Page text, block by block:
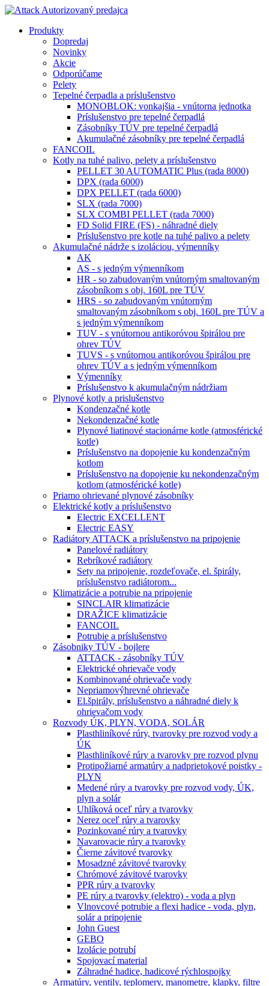
Produkty
Dopredaj
Novinky
Akcie
Odporúčame
Pelety
Tepelné čerpadla a príslušenstvo
MONOBLOK: vonkajšia - vnútorna jednotka
Príslušenstvo pre tepelné čerpadlá
Zásobníky TÚV pre tepelné čerpadlá
Akumulačné zásobníky pre tepelné čerpadlá
FANCOIL
Kotly na tuhé palivo, pelety a príslušenstvo
PELLET 30 AUTOMATIC Plus (rada 8000)
DPX (rada 6000)
DPX PELLET (rada 6000)
SLX (rada 7000)
SLX COMBI PELLET (rada 7000)
FD Solid FIRE (FS) - náhradné diely
Príslušenstvo pre kotle na tuhé palivo a pelety
Akumulačné nádrže s izoláciou, výmenníky
AK
AS - s jedným výmenníkom
HR - so zabudovaným vnútorným smaltovaným
zásobníkom s obj. 160L pre TÚV
HRS - so zabudovaným vnútorným
smaltovaným zásobníkom s obj. 160L pre TÚV a
s jedným výmenníkom
TUV - s vnútornou antikoróvou špirálou pre
ohrev TÚV
TUVS - s vnútornou antikoróvou špirálou pre
ohrev TÚV a s jedným výmenníkom
Výmenníky
Príslušenstvo k akumulačným nádržiam
Plynové kotly a prislušenstvo
Kondenzačné kotle
Nekondenzačné kotle
Plynové liatinové stacionárne kotle (atmosférické
kotle)
Príslušenstvo na dopojenie ku kondenzačným
kotlom
Príslušenstvo na dopojenie ku nekondenzačným
kotlom (atmosférické kotle)
Priamo ohrievané plynové zásobníky
Elektrické kotly a príslušenstvo
Electric EXCELLENT
Electric EASY
Radiátory ATTACK a príslušenstvo na pripojenie
Panelové radiátory
Rebríkové radiátory
Sety na pripojenie, rozdeľovače, el. špirály,
príslušenstvo radiátorom...
Klimatizácie a potrubie na pripojenie
SINCLAIR klimatizácie
DRAŽICE klimatizácie
FANCOIL
Potrubie a príslušenstvo
Zásobniky TÚV - bojlere
ATTACK - zásobníky TÚV
Elektrické ohrievače vody
Kombinované ohrievače vody
Nepriamovýhrevné ohrievače
El.špirály, príslušenstvo a náhradné diely k
ohrievačom vody
Rozvody ÚK, PLYN, VODA, SOLÁR
Plasthliníkové rúry, tvarovky pre rozvod vody a
ÚK
Plasthliníkové rúry a tvarovky pre rozvod plynu
Protipožiarné armatúry a nadprietokové poistky -
PLYN
Medené rúry a tvarovky pre rozvod vody, ÚK,
plyn a solár
Uhlíková oceľ rúry a tvarovky
Nerez oceľ rúry a tvarovky
Pozinkované rúry a tvarovky
Navarovacie rúry a tvarovky
Čierne závitové tvarovky
Mosadzné závitové tvarovky
Chrómové závitové tvarovky
PPR rúry a tvarovky
PE rúry a tvarovky (elektro) - voda a plyn
Vlnovcové potrubie a flexi hadice - voda, plyn,
solár a pripojenie
John Guest
GEBO
Izolácie potrubí
Spojovací material
Záhradné hadice, hadicové rýchlospojky
Armatúry, ventily, teplomery, manometre, klapky, filtre